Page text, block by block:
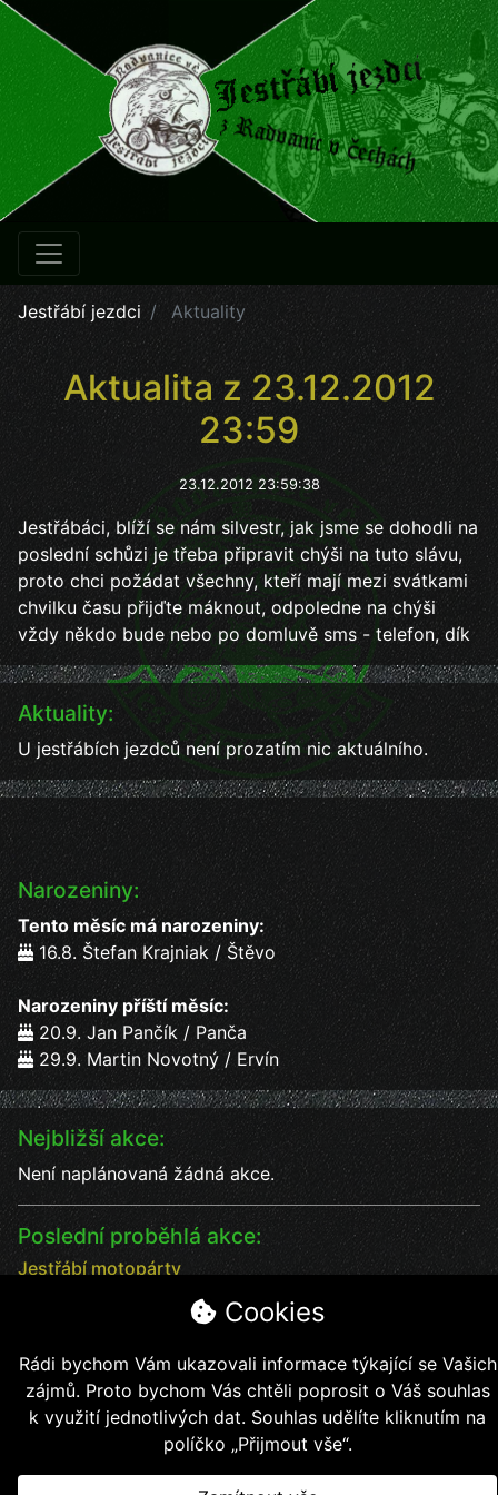
Jestřábí jezdci Aktuality
Aktuality:
U jestřábích jezdců není prozatím nic aktuálního.
Aktualita z 23.12.2012
23:59
23.12.2012 23:59:38
Jestřábáci, blíží se nám silvestr, jak jsme se dohodli na
poslední schůzi je třeba připravit chýši na tuto slávu,
proto chci požádat všechny, kteří mají mezi svátkami
chvilku času přijďte máknout, odpoledne na chýši
vždy někdo bude nebo po domluvě sms - telefon, dík
Narozeniny:
Tento měsíc má narozeniny:
16.8. Štefan Krajniak / Štěvo
Narozeniny příští měsíc:
20.9. Jan Pančík / Panča
29.9. Martin Novotný / Ervín
Nejbližší akce:
Není naplánovaná žádná akce.
Poslední proběhlá akce:
Jestřábí motopárty
Jestřábí motopárty od 18 - 20.7. vystoupení kapel
Čas: 17:00
Místo:Jestřábí chýše
soutěže, kapely, jídlo, pití bezva kalba
Cookies
Rádi bychom Vám ukazovali informace týkající se Vašich
zájmů. Proto bychom Vás chtěli poprosit o Váš souhlas
k využití jednotlivých dat. Souhlas udělíte kliknutím na
políčko „Přijmout vše“.